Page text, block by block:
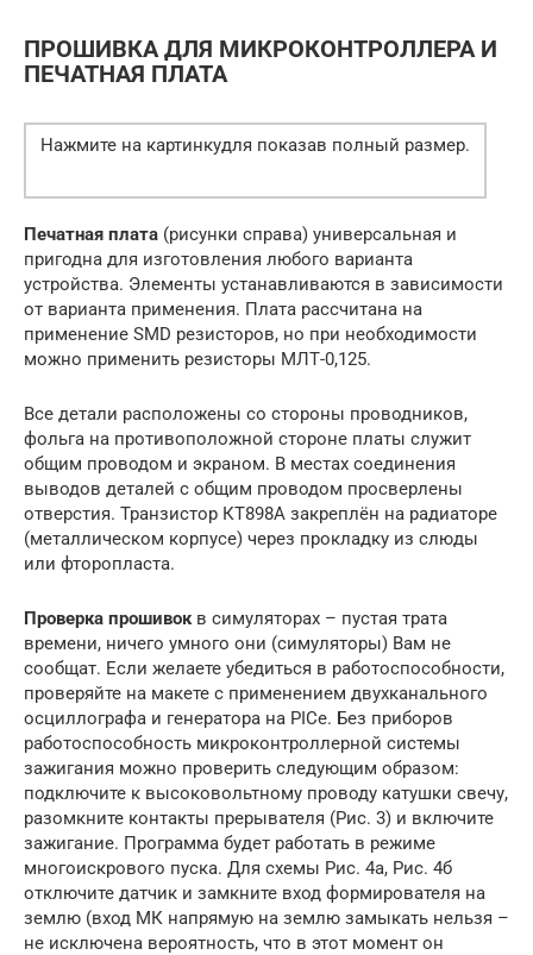
ПРОШИВКА ДЛЯ МИКРОКОНТРОЛЛЕРА И
ПЕЧАТНАЯ ПЛАТА
Нажмите на картинкудля показав полный размер.
Печатная плата (рисунки справа) универсальная и
пригодна для изготовления любого варианта
устройства. Элементы устанавливаются в зависимости
от варианта применения. Плата рассчитана на
применение SMD резисторов, но при необходимости
можно применить резисторы МЛТ-0,125.
Все детали расположены со стороны проводников,
фольга на противоположной стороне платы служит
общим проводом и экраном. В местах соединения
выводов деталей с общим проводом просверлены
отверстия. Транзистор КТ898А закреплён на радиаторе
(металлическом корпусе) через прокладку из слюды
или фторопласта.
Проверка прошивокв симуляторах – пустая трата
времени, ничего умного они (симуляторы) Вам не
сообщат. Если желаете убедиться в работоспособности,
проверяйте на макете с применением двухканального
осциллографа и генератора на PICе. Без приборов
работоспособность микроконтроллерной системы
зажигания можно проверить следующим образом:
подключите к высоковольтному проводу катушки свечу,
разомкните контакты прерывателя (Рис. 3) и включите
зажигание. Программа будет работать в режиме
многоискрового пуска. Для схемы Рис. 4а, Рис. 4б
отключите датчик и замкните вход формирователя на
землю (вход МК напрямую на землю замыкать нельзя –
не исключена вероятность, что в этот момент он